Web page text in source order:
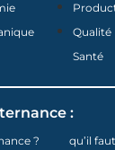
Qualité
Santé
:
?
qu’il faut